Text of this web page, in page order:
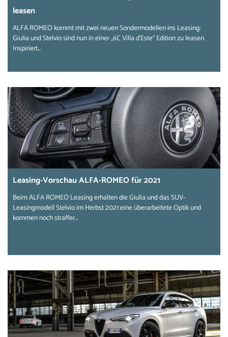
leasen
ALFA ROMEO kommt mit zwei neuen Sondermodellen ins Leasing:
Giulia und Stelvio sind nun in einer „6C Villa d'Este“ Edition zu leasen.
Inspiriert...
Leasing-Vorschau ALFA-ROMEO für 2021
Beim ALFA ROMEO Leasing erhalten die Giulia und das SUV-
Leasingmodell Stelvio im Herbst 2021 eine überarbeitete Optik und
kommen noch straffer...